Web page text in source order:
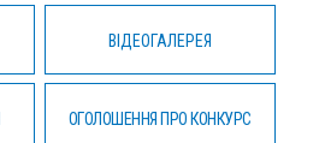
ВІДЕОГАЛЕРЕЯ
ОГОЛОШЕННЯ ПРО КОНКУРС